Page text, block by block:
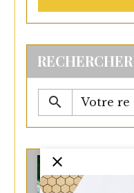
RECHERCHER